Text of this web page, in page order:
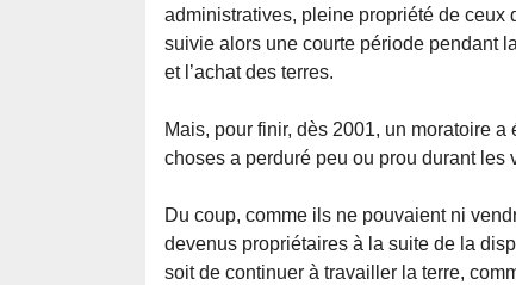
administratives, pleine propriété de ceux
suivie alors une courte période pendant
et l’achat des terres.
Mais, pour finir, dès 2001, un moratoire
choses a perduré peu ou prou durant les
Du coup, comme ils ne pouvaient ni
devenus propriétaires à la suite de la
soit de continuer à travailler la terre,